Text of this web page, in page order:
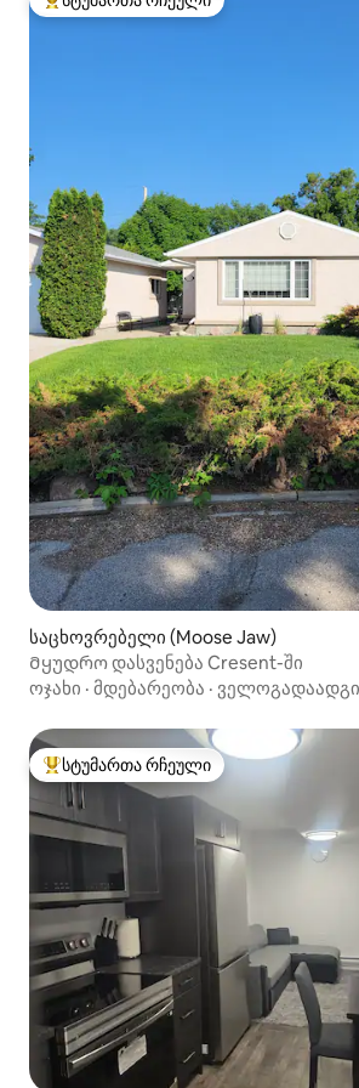
სტუმართა რჩეული მოწინავე ვარიანტი
საცხოვრებელი (Moose Jaw)
Მყუდრო დასვენება Cresent-ში
ოჯახი · მდებარეობა ·
სტუმართა რჩეული მოწინავე ვარიანტი
სტუმართა რჩეული